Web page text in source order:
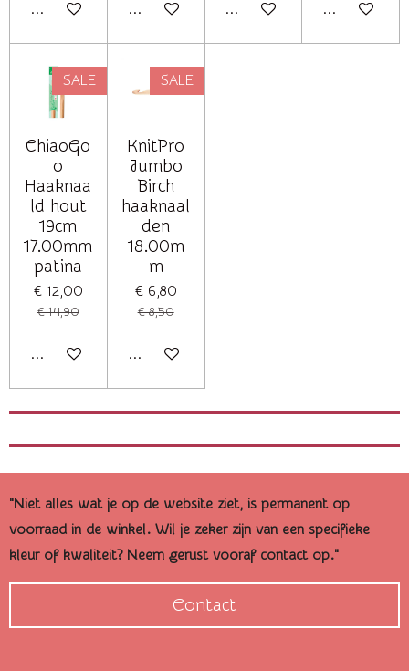
In winkelwagen In winkelwagen In winkelwagen In
SALE
ChiaoGo
o
Haaknaa
ld hout
19cm
17.00mm
patina
€ 12,00
€ 14,90
In winkelwagen
SALE
KnitPro
Jumbo
Birch
haaknaal
den
18.00m
m
€ 6,80
€ 8,50
Houd mij op de hoogte
"Niet alles wat je op de website ziet, is permanent op
voorraad in de winkel. Wil je zeker zijn van een specifieke
kleur of kwaliteit? Neem gerust vooraf contact op."
Contact